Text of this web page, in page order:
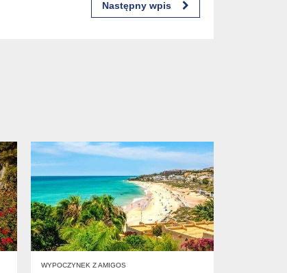
Następny wpis
WYPOCZYNEK Z AMIGOS